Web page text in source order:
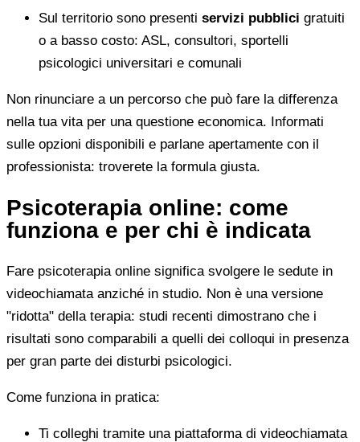
Sul territorio sono presenti servizi pubblici gratuiti
o a basso costo: ASL, consultori, sportelli
psicologici universitari e comunali
Non rinunciare a un percorso che può fare la differenza
nella tua vita per una questione economica. Informati
sulle opzioni disponibili e parlane apertamente con il
professionista: troverete la formula giusta.
Psicoterapia online: come
funziona e per chi è indicata
Fare psicoterapia online significa svolgere le sedute in
videochiamata anziché in studio. Non è una versione
"ridotta" della terapia: studi recenti dimostrano che i
risultati sono comparabili a quelli dei colloqui in presenza
per gran parte dei disturbi psicologici.
Come funziona in pratica:
Ti colleghi tramite una piattaforma di videochiamata